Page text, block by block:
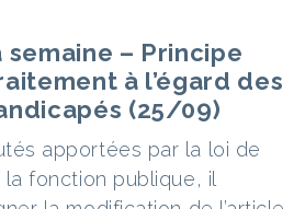
– Principe
à l’égard des
(25/09)
apportées par la loi de
fonction publique, il